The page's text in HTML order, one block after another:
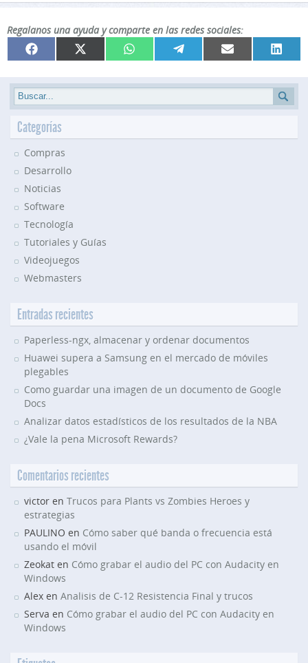
Regalanos una ayuda y comparte en las redes sociales:
Compartir
en
Facebook Compartir
en
X
(Twitter)
Compartir
en
WhatsApp Compartir
en
Compartir
en
Email
en
Categorías
Compras
Desarrollo
Noticias
Software
Tecnología
Tutoriales y Guías
Videojuegos
Webmasters
Entradas recientes
Paperless-ngx, almacenar y ordenar documentos
Huawei supera a Samsung en el mercado de móviles
plegables
Como guardar una imagen de un documento de Google
Docs
Analizar datos estadísticos de los resultados de la NBA
¿Vale la pena Microsoft Rewards?
Comentarios recientes
victor en Trucos para Plants vs Zombies Heroes y
estrategias
PAULINO en Cómo saber qué banda o frecuencia está
usando el móvil
Zeokat en Cómo grabar el audio del PC con Audacity en
Windows
Alex en Analisis de C-12 Resistencia Final y trucos
Serva en Cómo grabar el audio del PC con Audacity en
Windows